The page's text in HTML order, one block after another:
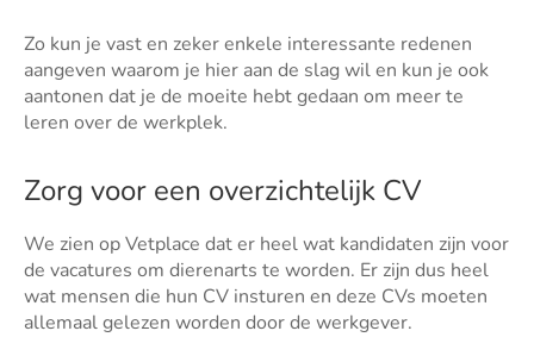
Zo kun je vast en zeker enkele interessante redenen
aangeven waarom je hier aan de slag wil en kun je ook
aantonen dat je de moeite hebt gedaan om meer te
leren over de werkplek.
Zorg voor een overzichtelijk CV
We zien op Vetplace dat er heel wat kandidaten zijn voor
de vacatures om dierenarts te worden. Er zijn dus heel
wat mensen die hun CV insturen en deze CVs moeten
allemaal gelezen worden door de werkgever.